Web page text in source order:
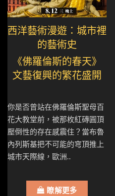
西洋藝術漫遊：城市裡
的藝術史
《佛羅倫斯的春天》
文藝復興的繁花盛開
你是否曾站在佛羅倫斯聖母百
花大教堂前，被那枚紅磚圓頂
壓倒性的存在感震住？當布魯
內列斯基把不可能的穹頂推上
城市天際線，歐洲..
瞭解更多